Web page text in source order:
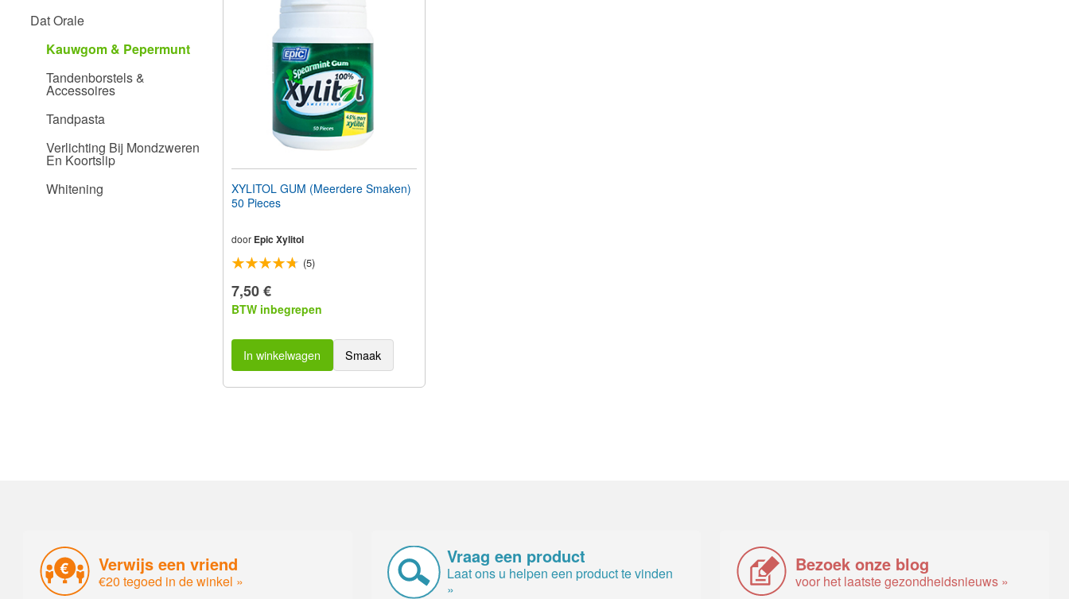
schermlezer
gebruiken;
Dat Orale
Kauwgom & Pepermunt
Tandenborstels &
Accessoires
Tandpasta
Verlichting Bij Mondzweren
En Koortslip
Whitening
XYLITOL GUM (Meerdere Smaken)
50 Pieces
door Epic Xylitol
(5)
7,50 €
BTW inbegrepen
In winkelwagen Smaak
Verwijs een vriend
€20 tegoed in de winkel »
Vraag een product
Laat ons u helpen een product te vinden
»
Bezoek onze blog
voor het laatste gezondheidsnieuws »